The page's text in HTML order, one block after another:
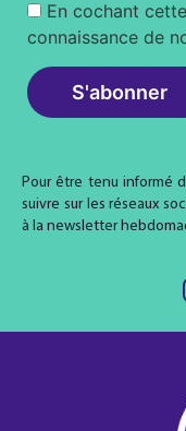
Pour être tenu informé
suivre sur les réseaux
à la newsletter
En cochant
connaissance de